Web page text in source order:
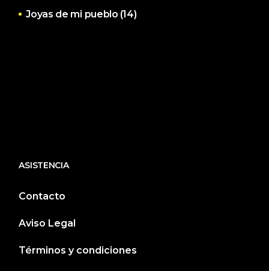
Joyas de mi pueblo (14)
ASISTENCIA
Contacto
Aviso Legal
Términos y condiciones